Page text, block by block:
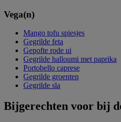
Vega(n)
Mango tofu spiesjes
Gegrilde feta
Gepofte rode ui
Gegrilde halloumi met paprika
Portobello caprese
Gegrilde groenten
Gegrilde sla
Bijgerechten voor bij